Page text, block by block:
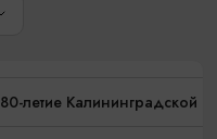
80-летие Калининградской